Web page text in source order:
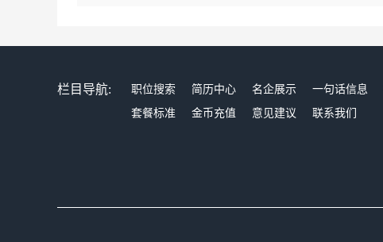
栏目导航: 职位搜索 简历中心 名企展示 一句话信息
套餐标准
金币充值 意见建议 联系我们